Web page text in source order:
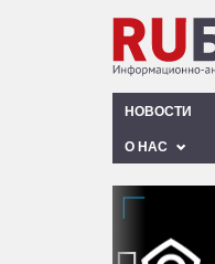
НОВОСТИ
О НАС